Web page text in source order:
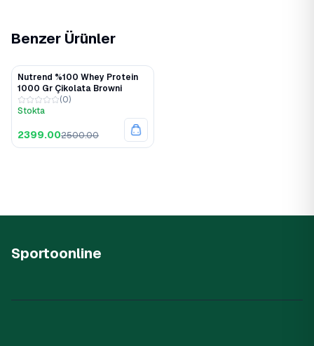
Benzer Ürünler
%4
Nutrend %100 Whey Protein
1000 Gr Çikolata Browni
(0)
Stokta
2399.002500.00
Sportoonline